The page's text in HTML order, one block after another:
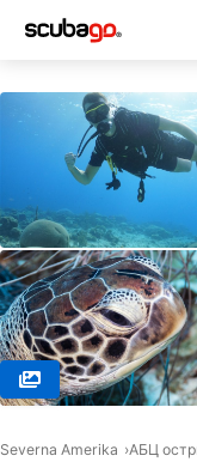
Severna Amerika АБЦ